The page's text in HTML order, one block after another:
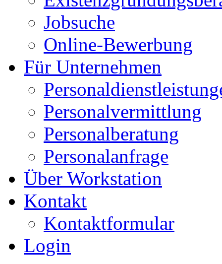
Jobsuche
Online-Bewerbung
Für Unternehmen
Personalvermittlung
Personalberatung
Personalanfrage
Über Workstation
Kontakt
Kontaktformular
Login